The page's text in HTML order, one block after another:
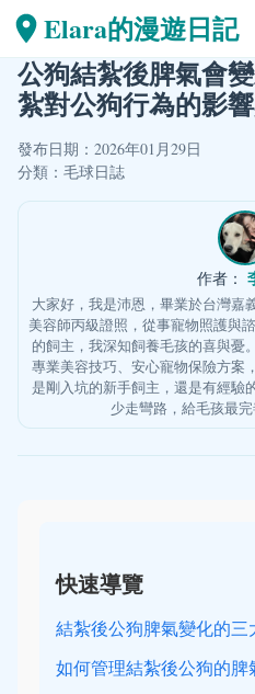
Elara的漫遊日記
公狗結紮後脾氣會
紮對公狗行為的影
發布日期：2026年01月29日
分類： 毛球日誌
作者：
大家好，我是沛恩，畢業於台灣嘉
美容師丙級證照，從事寵物照護與
的飼主，我深知飼養毛孩的喜與憂
專業美容技巧、安心寵物保險方案
是剛入坑的新手飼主，還是有經驗
少走彎路，給毛孩最完
快速導覽
結紮後公狗脾氣變化的三
如何管理結紮後公狗的脾